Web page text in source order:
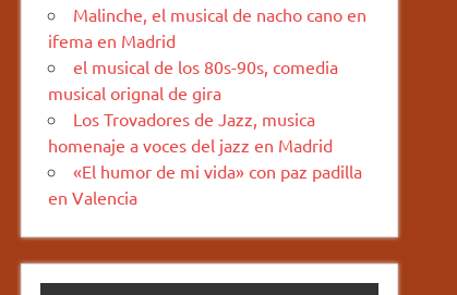
Malinche, el musical de nacho cano en
ifema en Madrid
el musical de los 80s-90s, comedia
musical orignal de gira
Los Trovadores de Jazz, musica
homenaje a voces del jazz en Madrid
«El humor de mi vida» con paz padilla
en Valencia